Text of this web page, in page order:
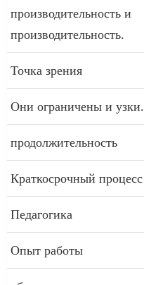
производительность и
производительность.
Точка зрения
Они ограничены и узки.
продолжительность
Краткосрочный процесс
Педагогика
Опыт работы